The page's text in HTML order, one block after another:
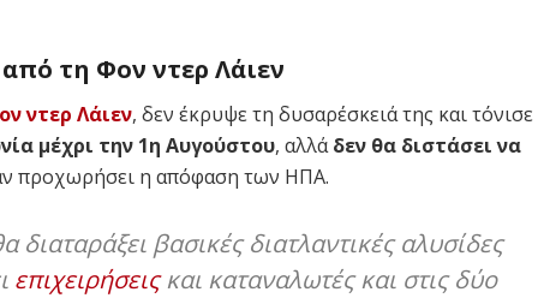
τη Φον ντερ Λάιεν
ντερ Λάιεν, δεν έκρυψε τη δυσαρέσκειά της και τόνισε
μέχρι την 1η Αυγούστου, αλλάδεν θα διστάσει να
προχωρήσει η απόφαση των ΗΠΑ.
βασικές διατλαντικές αλυσίδες
επιχειρήσειςκαι καταναλωτές και στις δύο